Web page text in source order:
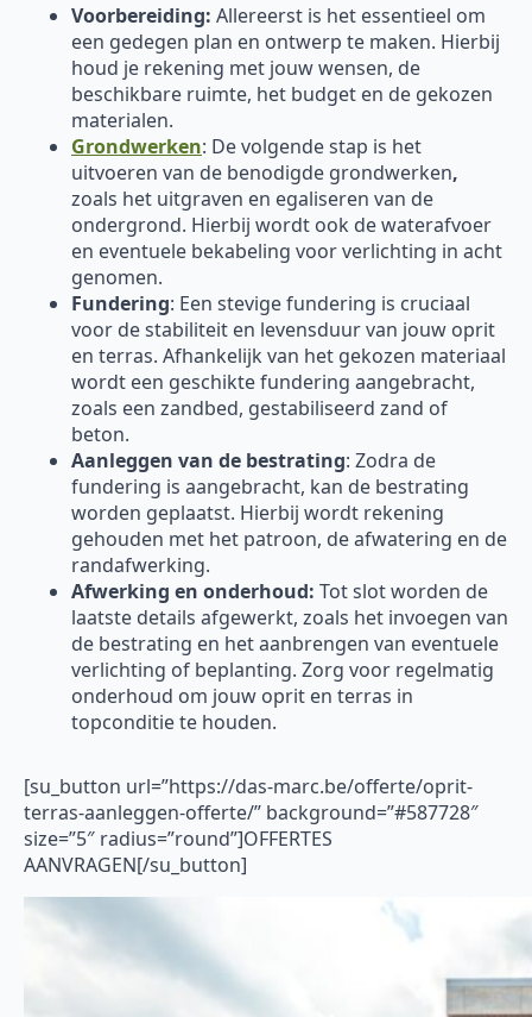
Voorbereiding: Allereerst is het essentieel om
een gedegen plan en ontwerp te maken. Hierbij
houd je rekening met jouw wensen, de
beschikbare ruimte, het budget en de gekozen
materialen.
Grondwerken: De volgende stap is het
uitvoeren van de benodigde grondwerken,
zoals het uitgraven en egaliseren van de
ondergrond. Hierbij wordt ook de waterafvoer
en eventuele bekabeling voor verlichting in acht
genomen.
Fundering: Een stevige fundering is cruciaal
voor de stabiliteit en levensduur van jouw oprit
en terras. Afhankelijk van het gekozen materiaal
wordt een geschikte fundering aangebracht,
zoals een zandbed, gestabiliseerd zand of
beton.
Aanleggen van de bestrating: Zodra de
fundering is aangebracht, kan de bestrating
worden geplaatst. Hierbij wordt rekening
gehouden met het patroon, de afwatering en de
randafwerking.
Afwerking en onderhoud: Tot slot worden de
laatste details afgewerkt, zoals het invoegen van
de bestrating en het aanbrengen van eventuele
verlichting of beplanting. Zorg voor regelmatig
onderhoud om jouw oprit en terras in
topconditie te houden.
[su_button url=”https://das-marc.be/offerte/oprit-
terras-aanleggen-offerte/” background=”#587728″
size=”5″ radius=”round”]OFFERTES
AANVRAGEN[/su_button]